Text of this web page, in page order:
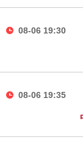
08-06 19:30
08-06 19:35